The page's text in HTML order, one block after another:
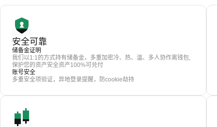
安全可靠
储备金证明
我们以1:1的方式持有储备金，多重加密冷、热、温、多人协作离钱包,
保护您的资产安全资产100%可兑付
账号安全
多重安全项验证，异地登录提醒，防cookie劫持